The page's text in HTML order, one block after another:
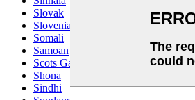
Slovak
Slovenian
Somali
Samoan
Scots Gaelic
Shona
Sindhi